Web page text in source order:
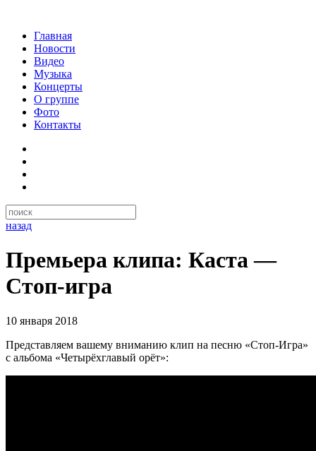
Главная
Новости
Видео
Музыка
Концерты
О группе
Фото
Контакты
назад
Премьера клипа: Каста —
Стоп-игра
10 января 2018
Представляем вашему вниманию клип на песню «Стоп-Игра»
с альбома «Четырёхглавый орёт»: